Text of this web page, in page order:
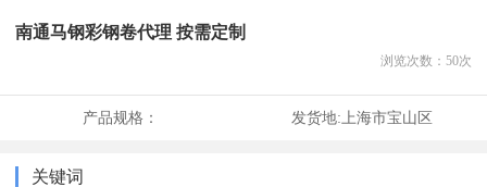
南通马钢彩钢卷代理 按需定制
浏览次数： 50次
产品规格： 发货地: 上海市宝山区
关键词